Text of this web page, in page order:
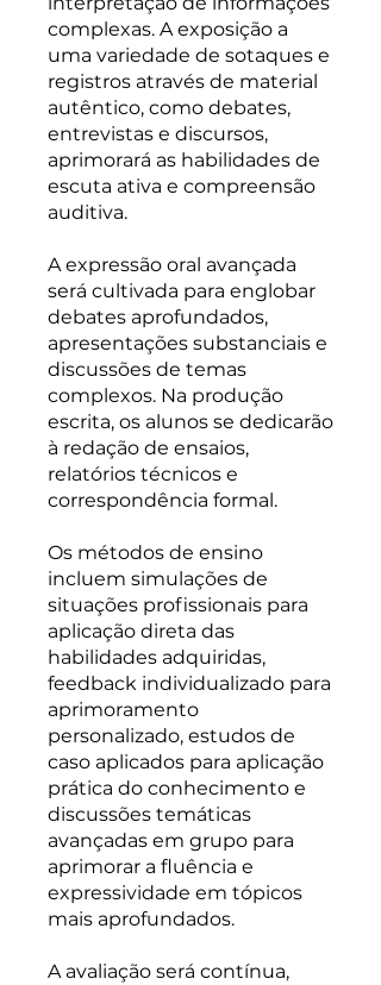
complexas. A exposição a
uma variedade de sotaques e
registros através de material
autêntico, como debates,
entrevistas e discursos,
aprimorará as habilidades de
escuta ativa e compreensão
auditiva.
A expressão oral avançada
será cultivada para englobar
debates aprofundados,
apresentações substanciais e
discussões de temas
complexos. Na produção
escrita, os alunos se dedicarão
à redação de ensaios,
relatórios técnicos e
correspondência formal.
Os métodos de ensino
incluem simulações de
situações profissionais para
aplicação direta das
habilidades adquiridas,
feedback individualizado para
aprimoramento
personalizado, estudos de
caso aplicados para aplicação
prática do conhecimento e
discussões temáticas
avançadas em grupo para
aprimorar a fluência e
expressividade em tópicos
mais aprofundados.
A avaliação será contínua,